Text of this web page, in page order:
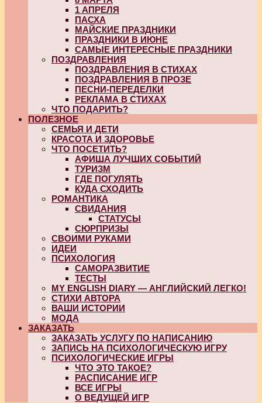
1 АПРЕЛЯ
ПАСХА
МАЙСКИЕ ПРАЗДНИКИ
ПРАЗДНИКИ В ИЮНЕ
САМЫЕ ИНТЕРЕСНЫЕ ПРАЗДНИКИ
ПОЗДРАВЛЕНИЯ
ПОЗДРАВЛЕНИЯ В СТИХАХ
ПОЗДРАВЛЕНИЯ В ПРОЗЕ
ПЕСНИ-ПЕРЕДЕЛКИ
РЕКЛАМА В СТИХАХ
ЧТО ПОДАРИТЬ?
ПОЛЕЗНОЕ
СЕМЬЯ И ДЕТИ
КРАСОТА И ЗДОРОВЬЕ
ЧТО ПОСЕТИТЬ?
АФИША ЛУЧШИХ СОБЫТИЙ
ТУРИЗМ
ГДЕ ПОГУЛЯТЬ
КУДА СХОДИТЬ
РОМАНТИКА
СВИДАНИЯ
СТАТУСЫ
СЮРПРИЗЫ
СВОИМИ РУКАМИ
ИДЕИ
ПСИХОЛОГИЯ
САМОРАЗВИТИЕ
ТЕСТЫ
MY ENGLISH DIARY — АНГЛИЙСКИЙ ЛЕГКО!
СТИХИ АВТОРА
ВАШИ ИСТОРИИ
МОДА
ЗАКАЗАТЬ
ЗАКАЗАТЬ УСЛУГУ ПО НАПИСАНИЮ
ЗАПИСЬ НА ПСИХОЛОГИЧЕСКУЮ ИГРУ
ПСИХОЛОГИЧЕСКИЕ ИГРЫ
ЧТО ЭТО ТАКОЕ?
РАСПИСАНИЕ ИГР
ВСЕ ИГРЫ
О ВЕДУЩЕЙ ИГР